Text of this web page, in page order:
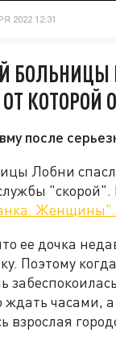
2022 12:31
после
Лобни
Женщины".
ее дочка
Поэтому
часами,
взрослая